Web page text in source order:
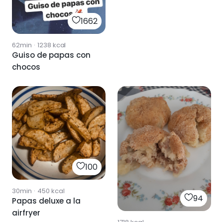
1662
62min · 1238 kcal
Guiso de papas con
chocos
100
30min · 450 kcal
Papas deluxe a la
airfryer
94